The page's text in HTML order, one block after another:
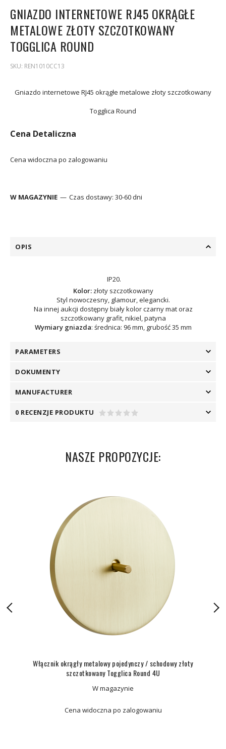
GNIAZDO INTERNETOWE RJ45 OKRĄGŁE
METALOWE ZŁOTY SZCZOTKOWANY
TOGGLICA ROUND
SKU: REN1010CC13
Gniazdo internetowe RJ45 okrągłe metalowe złoty szczotkowany
Togglica Round
Cena Detaliczna
Cena widoczna po zalogowaniu
W MAGAZYNIE Czas dostawy: 30-60 dni
OPIS
IP20.
Kolor:złoty szczotkowany
Styl nowoczesny, glamour, elegancki.
Na innej aukcji dostępny biały kolor czarny mat oraz
szczotkowany grafit, nikiel, patyna
Wymiary gniazda: średnica: 96 mm, grubość 35 mm
PARAMETERS
DOKUMENTY
MANUFACTURER
0 RECENZJE PRODUKTU
NASZE PROPOZYCJE:
Włącznik okrągły metalowy pojedynczy / schodowy złoty
szczotkowany Togglica Round 4U
W magazynie
Cena widoczna po zalogowaniu